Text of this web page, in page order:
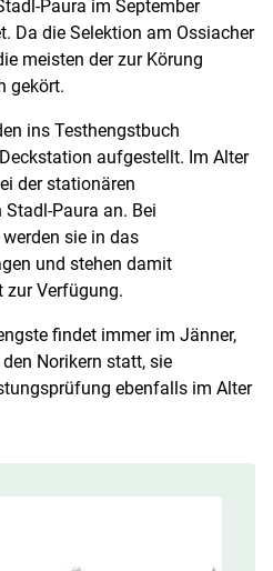
Paura im September
Da die Selektion am Ossiacher
meisten der zur Körung
gekört.
ins Testhengstbuch
aufgestellt. Im Alter
der stationären
Paura an. Bei
sie in das
und stehen damit
zur Verfügung.
findet immer im Jänner,
Norikern statt, sie
ebenfalls im Alter